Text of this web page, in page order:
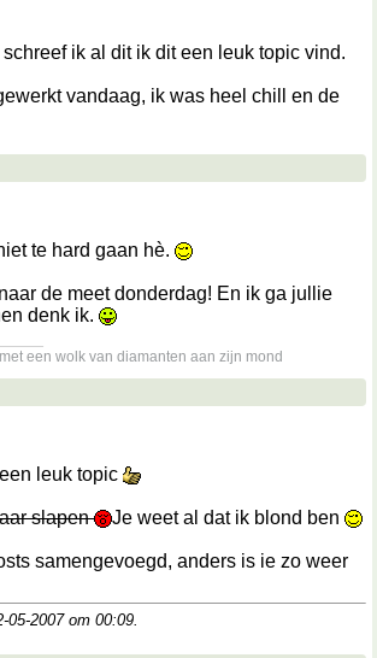
ik al dit ik dit een leuk topic vind.
vandaag, ik was heel chill en de
te hard gaan hè.
de meet donderdag! En ik ga jullie
denk ik.
een wolk van diamanten aan zijn mond
leuk topic
slapen Je weet al dat ik blond ben
samengevoegd, anders is ie zo weer
05-2007 om 00:09.